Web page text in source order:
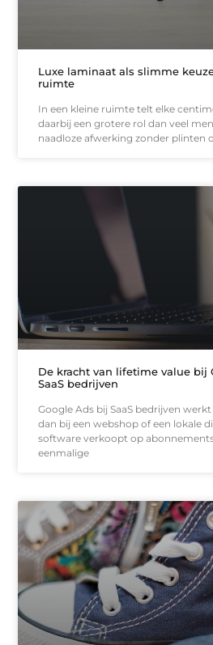
Luxe laminaat als slimme
ruimte
In een kleine ruimte telt elke
daarbij een grotere rol dan veel
naadloze afwerking zonder plinten
De kracht van lifetime value bij
SaaS bedrijven
Google Ads bij SaaS bedrijven
dan bij een webshop of een lokale
software verkoopt op
eenmalige